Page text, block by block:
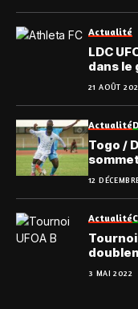
Actualité
LDC
dans le
21 AOÛT
Actualité
Togo /
12
Actualité
Tournoi
3 MAI 2022